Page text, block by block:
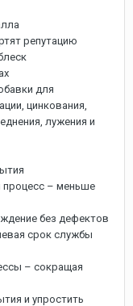
репутацию
для
цинкования,
лужения и
процесс – меньше
без дефектов
срок службы
– сокращая
и упростить